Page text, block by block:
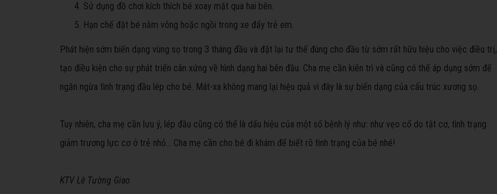
Sử dụng đồ chơi kích thích bé xoay mặt qua hai bên.
Hạn chế đặt bé nằm võng hoặc ngồi trong xe đẩy trẻ em.
Phát hiện sớm biến dạng vùng sọ trong 3 tháng đầu và đặt lại tư thế đúng cho đầu từ sớm rất hữu hiệu cho việc điều trị,
tạo điều kiện cho sự phát triển cân xứng về hình dạng hai bên đầu. Cha mẹ cần kiên trì và cũng có thể áp dụng sớm để
ngăn ngừa tình trạng đầu lép cho bé. Mát-xa không mang lại hiệu quả vì đây là sự biến dạng của cấu trúc xương sọ.
Tuy nhiên, cha mẹ cần lưu ý, lép đầu cũng có thể là dấu hiệu của một số bệnh lý như: như vẹo cổ do tật cơ, tình trạng
giảm trương lực cơ ở trẻ nhỏ… Cha mẹ cần cho bé đi khám để biết rõ tình trạng của bé nhé!
KTV Lê Tường Giao